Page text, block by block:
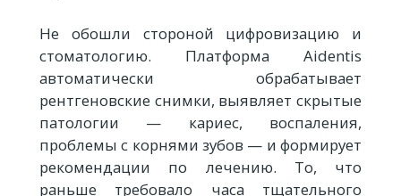
Не обошли стороной цифровизацию и
стоматологию. Платформа Aidentis
автоматически обрабатывает
рентгеновские снимки, выявляет скрытые
патологии — кариес, воспаления,
проблемы с корнями зубов — и формирует
рекомендации по лечению. То, что
раньше требовало часа тщательного